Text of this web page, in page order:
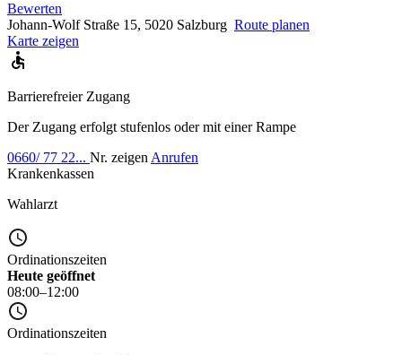
Bewerten
Johann-Wolf Straße 15, 5020 Salzburg Route planen
Karte zeigen
Barrierefreier Zugang
Der Zugang erfolgt stufenlos oder mit einer Rampe
0660/ 77 22... Nr. zeigen Anrufen
Krankenkassen
Wahlarzt
Ordinationszeiten
Heute geöffnet
08:00–12:00
Ordinationszeiten